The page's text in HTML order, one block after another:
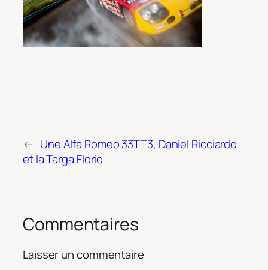
← Une Alfa Romeo 33TT3, Daniel Ricciardo
et la Targa Florio
Commentaires
Laisser un commentaire